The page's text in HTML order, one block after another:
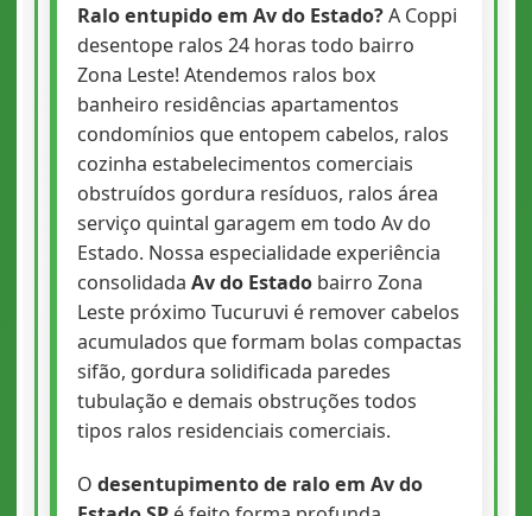
Ralo entupido em Av do Estado?A Coppi
desentope ralos 24 horas todo bairro
Zona Leste! Atendemos ralos box
banheiro residências apartamentos
condomínios que entopem cabelos, ralos
cozinha estabelecimentos comerciais
obstruídos gordura resíduos, ralos área
serviço quintal garagem em todo Av do
Estado. Nossa especialidade experiência
consolidada Av do Estadobairro Zona
Leste próximo Tucuruvi é remover cabelos
acumulados que formam bolas compactas
sifão, gordura solidificada paredes
tubulação e demais obstruções todos
tipos ralos residenciais comerciais.
O desentupimento de ralo em Av do